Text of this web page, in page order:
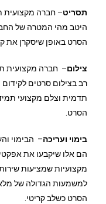
תסריט– חברה מקצועית
היטב מהי המטרה של
הסרט באופן שיסקרן את
צילום– חברה מקצועית
רב בצילום סרטים
תדמית וצלם מקצועי תמיד
הסרט.
בימוי ועריכה– הבימוי
הם אלו שיקבעו את
מקצועיות שמציעות
למשמעות הגדולה של
הסרט כשלב קריטי.